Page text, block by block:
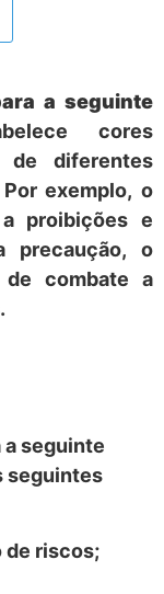
a seguinte
cores
de diferentes
exemplo, o
proibições e
precaução, o
de combate a
a seguinte
seguintes
de riscos;